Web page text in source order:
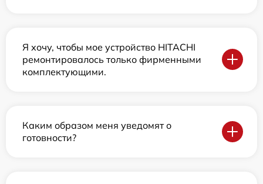
Я хочу, чтобы мое устройство HITACHI
ремонтировалось только фирменными
комплектующими.
Каким образом меня уведомят о
готовности?